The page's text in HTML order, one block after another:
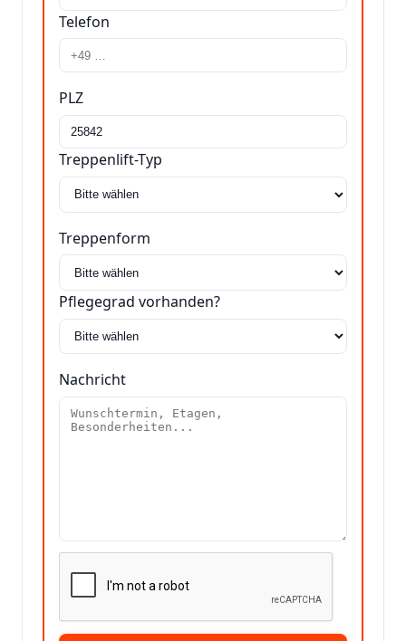
Telefon
PLZ
Treppenlift-Typ
Treppenform
Pflegegrad vorhanden?
Nachricht